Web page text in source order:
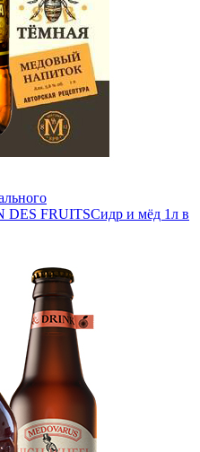
DES FRUITSСидр и мёд 1л в